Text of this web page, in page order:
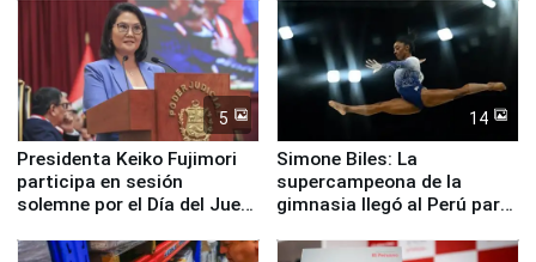
5
Presidenta Keiko Fujimori
participa en sesión
solemne por el Día del Juez
14
Simone Biles: La
supercampeona de la
gimnasia llegó al Perú para
Panamericanos Lima 2027